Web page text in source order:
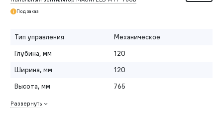
Под заказ
Тип управления
Механическое
Глубина, мм
120
Ширина, мм
120
Высота, мм
765
Развернуть